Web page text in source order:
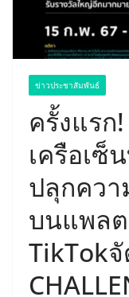
ข่าวประชาสัมพันธ์
ครั้งแรก
เครือเซ็
ปลุกควา
บนแพล
TikTok